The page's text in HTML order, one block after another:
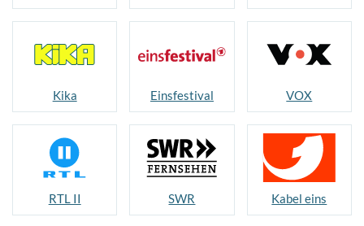
Kika Einsfestival VOX
RTL II SWR Kabel eins